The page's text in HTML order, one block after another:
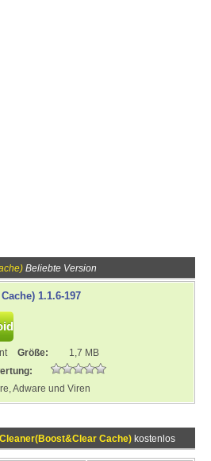
Beliebte Version
1.1.6-197
Größe:
1,7 MB
Adware und Viren
Cache) kostenlos